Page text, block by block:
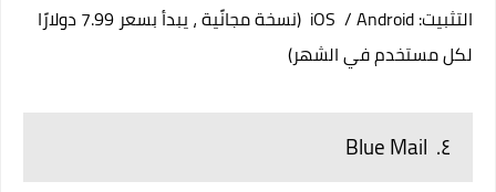
التثبيت: iOS /Android
(نسخة مجانًية ، يبدأ بسعر 7.99 دولارًا
لكل مستخدم في الشهر)
٤. Blue Mail